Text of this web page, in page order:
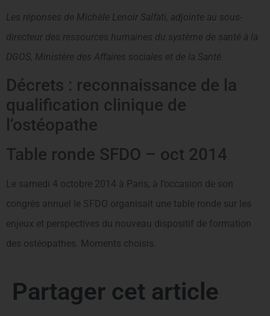
Les réponses de Michèle Lenoir Salfati, adjointe au sous-
directeur des ressources humaines du système de santé à la
DGOS, Ministère des Affaires sociales et de la Santé.
Décrets : reconnaissance de la
qualification clinique de
l’ostéopathe
Table ronde SFDO – oct 2014
Le samedi 4 octobre 2014 à Paris, à l’occasion de son
congrès annuel le SFDO organisait une table ronde sur les
enjeux et perspectives du nouveau dispositif de formation
des ostéopathes. Moments choisis.
Partager cet article